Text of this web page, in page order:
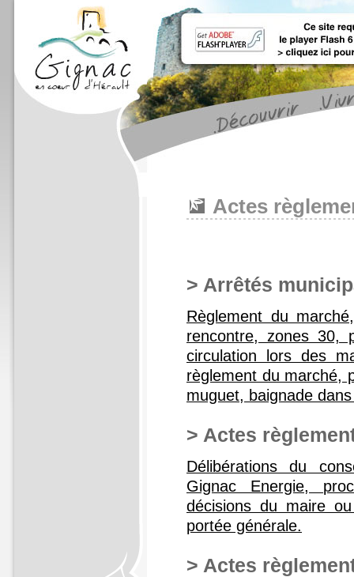
Actes
> Arrêtés
Règlement du
rencontre, zones 30,
circulation lors des
règlement du marché,
muguet, baignade
> Actes
Délibérations du
Gignac Energie,
décisions du maire
portée générale.
> Actes